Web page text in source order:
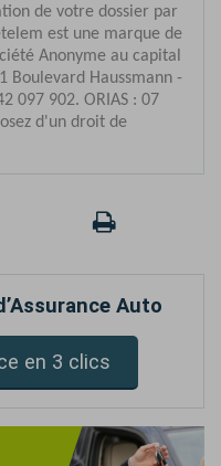
Auto
en 3 clics